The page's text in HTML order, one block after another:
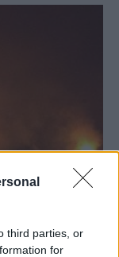
third parties, or
for